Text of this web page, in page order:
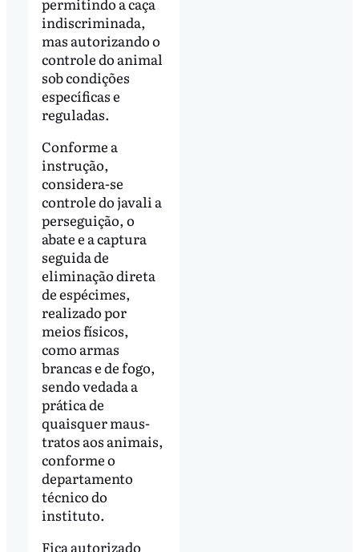
indiscriminada,
mas autorizando o
controle do animal
sob condições
específicas e
reguladas.
Conforme a
instrução,
considera-se
controle do javali a
perseguição, o
abate e a captura
seguida de
eliminação direta
de espécimes,
realizado por
meios físicos,
como armas
brancas e de fogo,
sendo vedada a
prática de
quaisquer maus-
tratos aos animais,
conforme o
departamento
técnico do
instituto.
Fica autorizado